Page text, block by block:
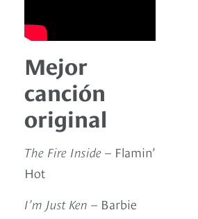
Mejor
canción
original
The Fire Inside – Flamin’
Hot
I’m Just Ken – Barbie